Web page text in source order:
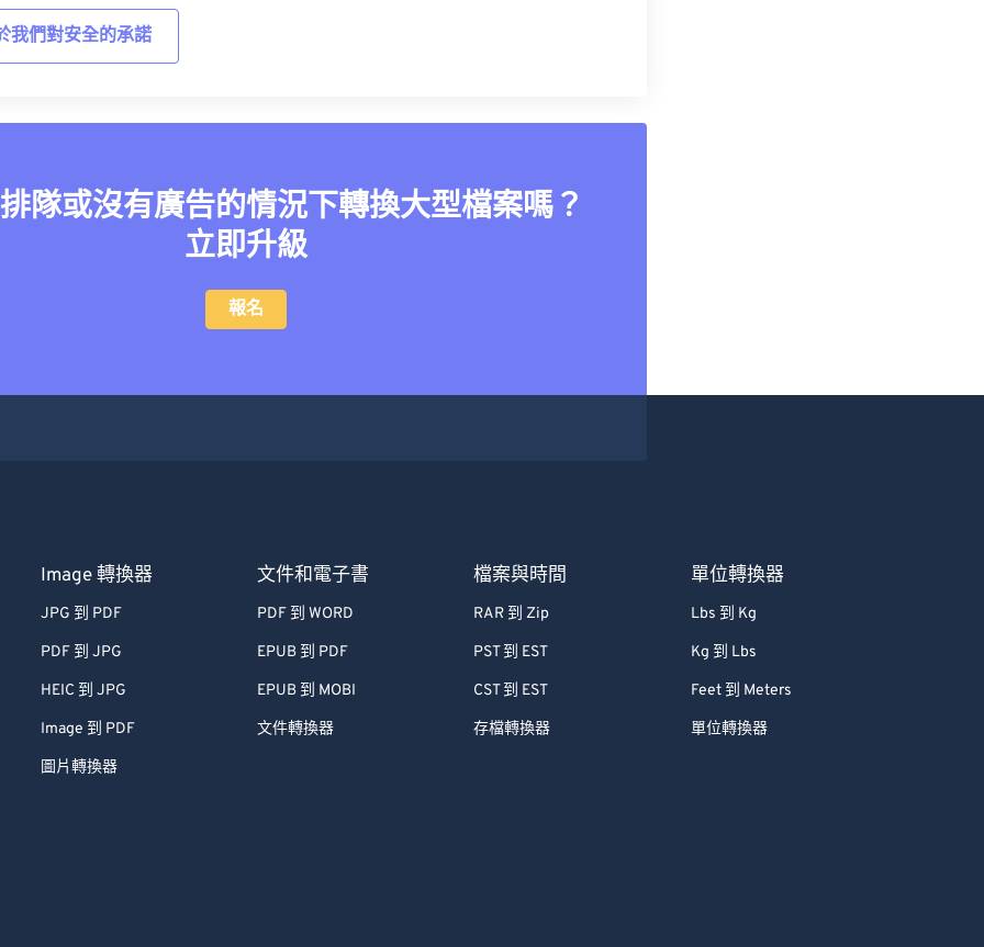
我們對安全的承諾
隊或沒有廣告的情況下轉換大型檔案嗎？
立即升級
報名
Image 轉換器
JPG 到 PDF
PDF 到 JPG
HEIC 到 JPG
Image 到 PDF
圖片轉換器
文件和電子書
PDF 到 WORD
EPUB 到 PDF
EPUB 到 MOBI
文件轉換器
檔案與時間
RAR 到 Zip
PST 到 EST
CST 到 EST
存檔轉換器
單位轉換器
Lbs 到 Kg
Kg 到 Lbs
Feet 到 Meters
單位轉換器